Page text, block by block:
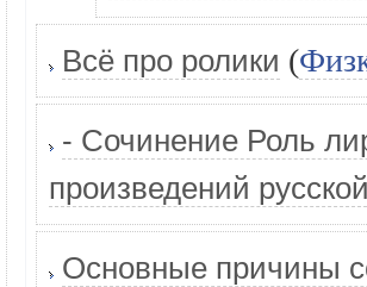
Всё про ролики (
- Сочинение Роль
произведений
Основные причины